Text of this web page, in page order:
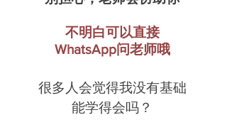
不明白可以直接
WhatsApp问老师哦
很多人会觉得我没有基础
能学得会吗？